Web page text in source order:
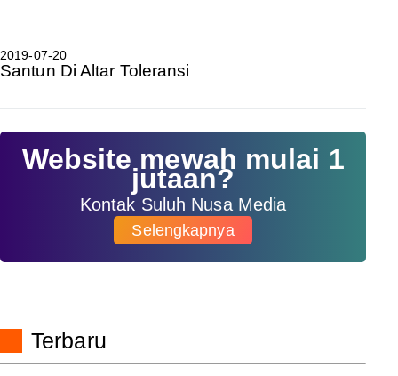
2019-07-20
Santun Di Altar Toleransi
Website mewah mulai 1
jutaan?
Kontak Suluh Nusa Media
Selengkapnya
Terbaru